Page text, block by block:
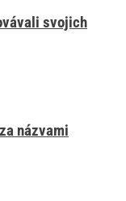
svojich
názvami